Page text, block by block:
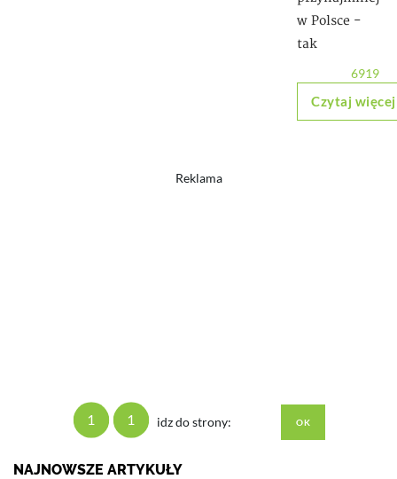
w Polsce -
tak
6919
Czytaj więcej
Reklama
1 1 idz do strony:
NAJNOWSZE ARTYKUŁY